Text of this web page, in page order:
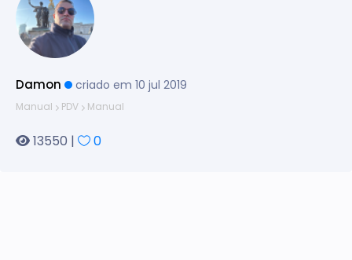
Damon criado em 10 jul 2019
Manual PDV Manual
13550 | 0